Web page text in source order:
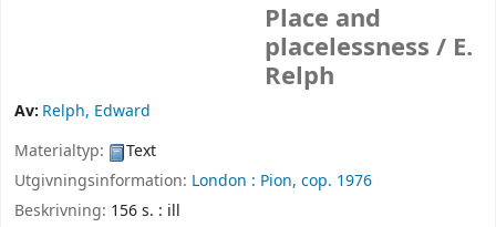
Place and
placelessness / E.
Relph
Av: Relph, Edward
Materialtyp:
Text
Utgivningsinformation: London : Pion, cop. 1976
Beskrivning: 156 s. : ill